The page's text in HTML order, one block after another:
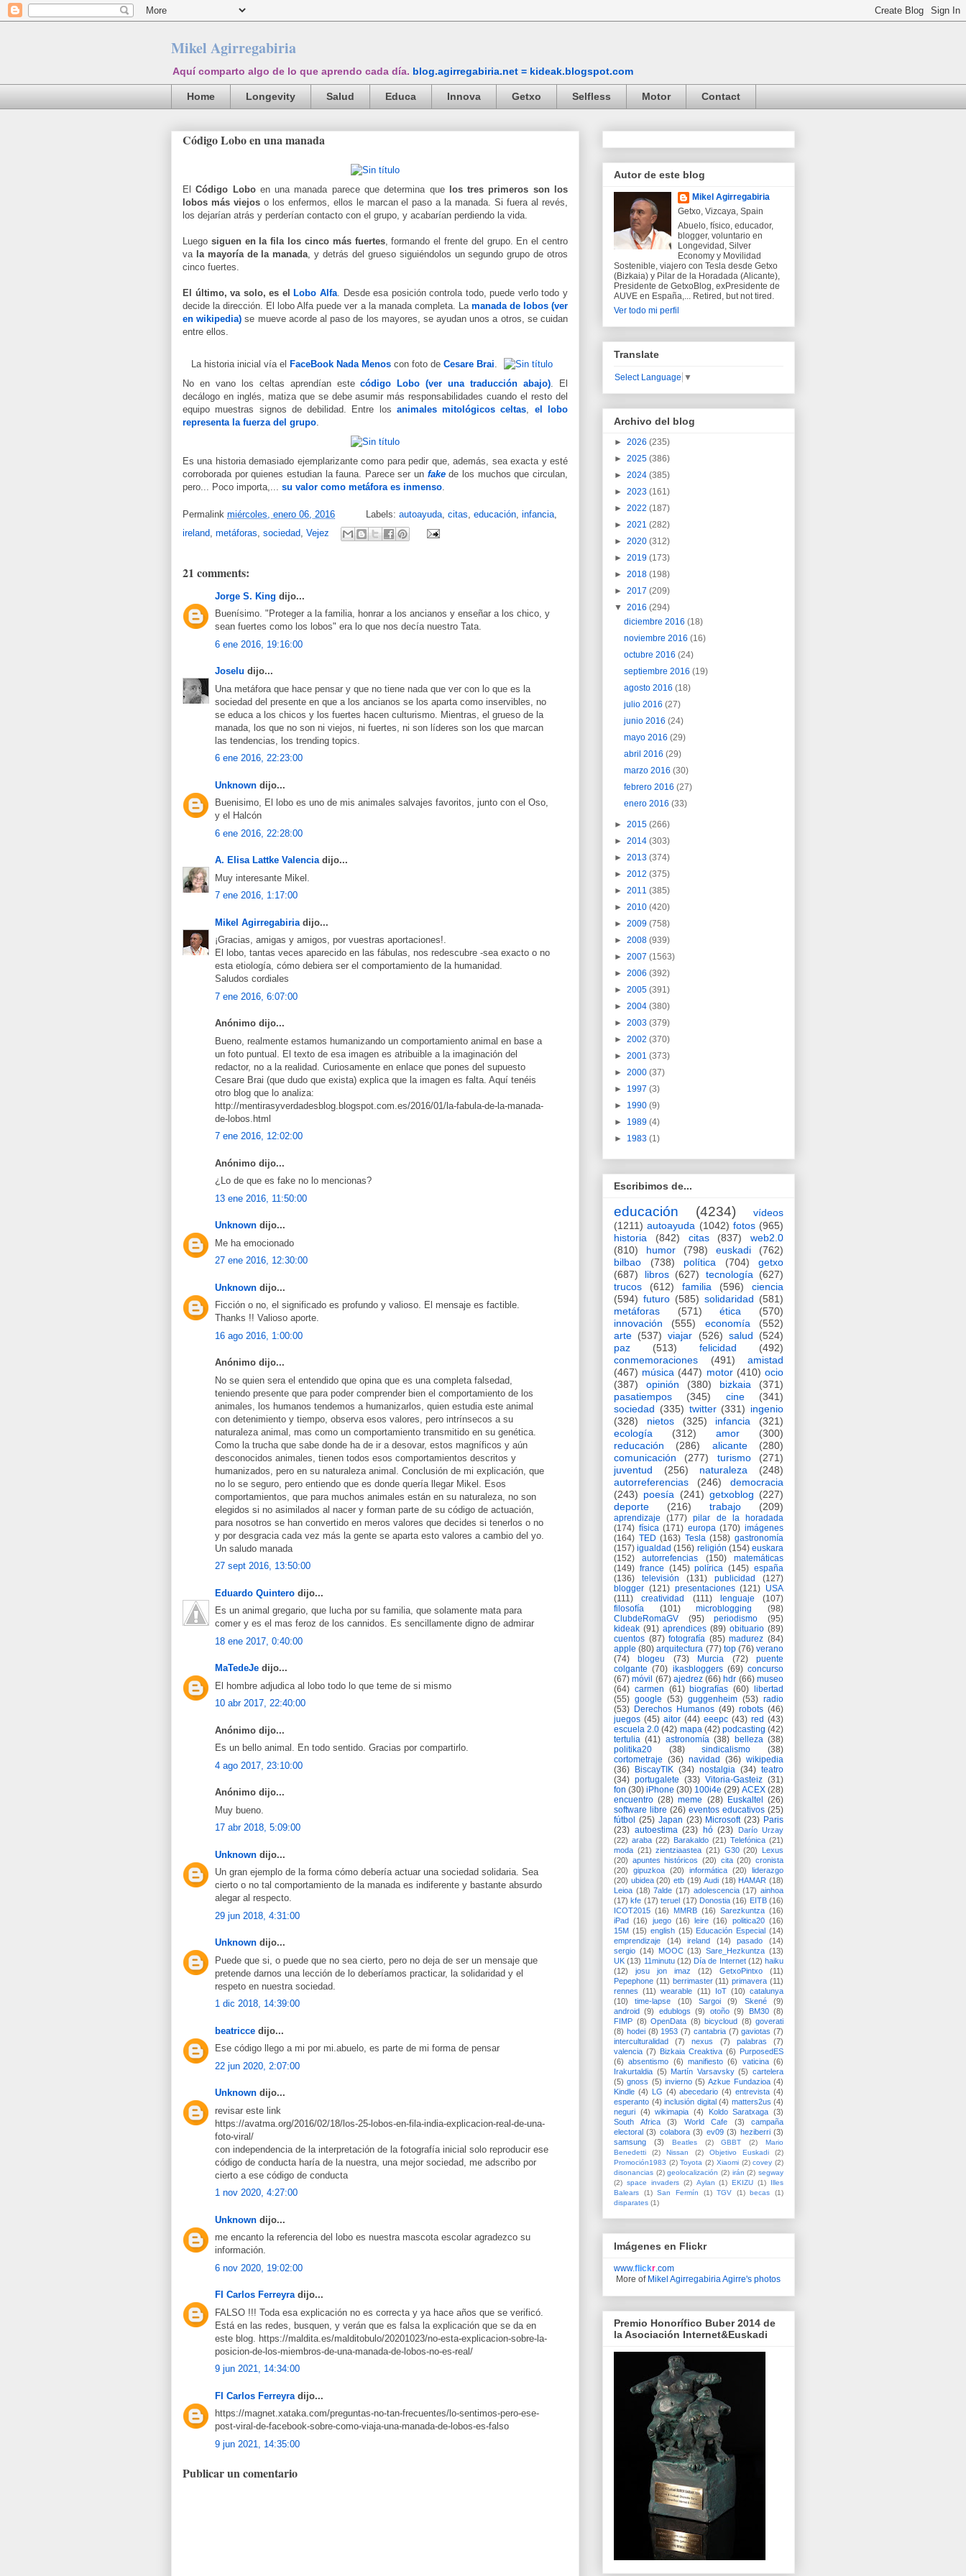
Mikel Agirregabiria
Aquí comparto algo de lo que aprendo cada día. blog.agirregabiria.net = kideak.blogspot.com
Home Longevity Salud Educa Innova Getxo Selfless Motor Contact
Código Lobo en una manada
ElCódigo Loboen una manada parece que determina que
los tres primeros son los
lobos más viejoso los enfermos, ellos le marcan el paso a la manada. Si fuera al revés,
los dejarían atrás y perderían contacto con el grupo, y acabarían perdiendo la vida.
Luego siguen en la fila los cinco más fuertes, formando el frente del grupo. En el centro
va la mayoría de la manada , y detrás del grueso siguiéndolos un segundo grupo de otros
cinco fuertes.
El último, va solo, es el Lobo Alfa. Desde esa posición controla todo, puede verlo todo y
decide la dirección. El lobo Alfa puede ver a la manada completa. La manada de lobos (ver
en wikipedia) se mueve acorde al paso de los mayores, se ayudan unos a otros, se cuidan
entre ellos.
La historia inicial vía el FaceBook Nada Menos con foto de Cesare Brai
No en vano los celtas aprendían estecódigo Lobo (ver una traducción abajo) . El
decálogo en inglés, matiza que se debe asumir más responsabilidades cuando el resto del
equipo muestras signos de debilidad. Entre los animales mitológicos celtas
el lobo
representa la fuerza del grupo
Es una historia demasiado ejemplarizante como para pedir que, además, sea exacta y esté
corroborada por quienes estudian la fauna. Parece ser un fake de los muchos que circulan,
pero... Poco importa,... su valor como metáfora es inmenso
Permalink miércoles, enero 06, 2016 Labels: autoayuda, citas, educación, infancia,
ireland metáforas sociedad Vejez
21 comments:
Jorge S. King dijo...
Buenísimo. "Proteger a la familia, honrar a los ancianos y enseñar a los chico, y
sean fuertes como los lobos" era lo que nos decía nuestro Tata.
6 ene 2016, 19:16:00
Joselu dijo...
Una metáfora que hace pensar y que no tiene nada que ver con lo que es la
sociedad del presente en que a los ancianos se los aparta como inservibles, no
se educa a los chicos y los fuertes hacen culturismo. Mientras, el grueso de la
manada, los que no son ni viejos, ni fuertes, ni son líderes son los que marcan
las tendencias, los trending topics.
6 ene 2016, 22:23:00
Unknown dijo...
Buenisimo, El lobo es uno de mis animales salvajes favoritos, junto con el Oso,
y el Halcón
6 ene 2016, 22:28:00
A. Elisa Lattke Valencia dijo...
Muy interesante Mikel.
7 ene 2016, 1:17:00
Mikel Agirregabiria dijo...
¡Gracias, amigas y amigos, por vuestras aportaciones!.
El lobo, tantas veces aparecido en las fábulas, nos redescubre -sea exacto o no
esta etiología, cómo debiera ser el comportamiento de la humanidad.
Saludos cordiales
7 ene 2016, 6:07:00
Anónimo dijo...
Bueno, realmente estamos humanizando un comportamiento animal en base a
un foto puntual. El texto de esa imagen es atribuible a la imaginación del
redactor, no a la realidad. Curiosamente en enlace que pones del supuesto
Cesare Brai (que dudo que exista) explica que la imagen es falta. Aquí tenéis
otro blog que lo analiza:
http://mentirasyverdadesblog.blogspot.com.es/2016/01/la-fabula-de-la-manada-
de-lobos.html
7 ene 2016, 12:02:00
Anónimo dijo...
¿Lo de que es fake no lo mencionas?
13 ene 2016, 11:50:00
Unknown dijo...
Me ha emocionado
27 ene 2016, 12:30:00
Unknown dijo...
Ficción o no, el significado es profundo y valioso. El mensaje es factible.
Thanks !! Valioso aporte.
16 ago 2016, 1:00:00
Anónimo dijo...
No se quien sera el entendido que opina que es una completa falsedad,
teniendo presente que para poder comprender bien el comportamiento de los
animales, los humanos tendemos a humanizarlos, quien estudia este animal
con detenimiento y tiempo, observa esos valores, pero intrínsecos a su
naturaleza animal, mas como un comportamiento transmitido en su genética.
Como la trucha que sabe donde ha de ir a desovar, estos magníficos y aún
desconocidos animales, tienen todos esos comportamientos descritos y
humanizados, pero en su naturaleza animal. Conclusión de mi explicación, que
no lo se seguro, pero entiendo que es donde quería llegar Mikel. Esos
comportamientos, que para muchos animales están en su naturaleza, no son
elegidos si no asimilados al nacer y forman parte de su código de actuación,
para nosotros se han convertido en meros valores que decides si tenerlos o no
y por desgracia cada vez más la gente se aparta esto valores a cambio del yo.
Un saludo manada
27 sept 2016, 13:50:00
Eduardo Quintero dijo...
Es un animal gregario, que lucha por su familia, que solamente mata para
comer y es el mas feroz de los cannidos. Es sencillamente digno de admirar
18 ene 2017, 0:40:00
MaTedeJe dijo...
El hombre adjudica al lobo todo lo que teme de si mismo
10 abr 2017, 22:40:00
Anónimo dijo...
Es un bello animal. En todo sentido. Gracias por compartirlo.
4 ago 2017, 23:10:00
Anónimo dijo...
Muy bueno.
17 abr 2018, 5:09:00
Unknown dijo...
Un gran ejemplo de la forma cómo debería actuar una sociedad solidaria. Sea
cierto o no tal comportamiento de la manada es indiferente y bastante absurdo
alegar al respecto.
29 jun 2018, 4:31:00
Unknown dijo...
Puede que si, o puede que no sea cierto, pero no deja de ser un mensaje que
pretende darnos una lección de lo deberíamos practicar, la solidaridad y el
respeto en nuestra sociedad.
1 dic 2018, 14:39:00
beatricce dijo...
Ese código llego a mi por mi.abuelo, es parte de mi forma de pensar
22 jun 2020, 2:07:00
Unknown dijo...
revisar este link
https://avatma.org/2016/02/18/los-25-lobos-en-fila-india-explicacion-real-de-una-
foto-viral/
con independencia de la interpretación de la fotografía inicial solo reproducir ese
código de conducta haría de la nuestra, una mejor sociedad, me adscribo por
cierto a ese código de conducta
1 nov 2020, 4:27:00
Unknown dijo...
me encanto la referencia del lobo es nuestra mascota escolar agradezco su
información.
6 nov 2020, 19:02:00
FI Carlos Ferreyradijo...
FALSO !!! Toda esa explicación no es correcta y ya hace años que se verificó.
Está en las redes, busquen, y verán que es falsa la explicación que se da en
este blog. https://maldita.es/malditobulo/20201023/no-esta-explicacion-sobre-la-
posicion-de-los-miembros-de-una-manada-de-lobos-no-es-real/
9 jun 2021, 14:34:00
FI Carlos Ferreyra dijo...
https://magnet.xataka.com/preguntas-no-tan-frecuentes/lo-sentimos-pero-ese-
post-viral-de-facebook-sobre-como-viaja-una-manada-de-lobos-es-falso
9 jun 2021, 14:35:00
Publicar un comentario
Autor de este blog
Mikel Agirregabiria
Getxo, Vizcaya, Spain
Abuelo, físico, educador,
blogger, voluntario en
Longevidad, Silver
Economy y Movilidad
Sostenible, viajero con Tesla desde Getxo
(Bizkaia) y Pilar de la Horadada (Alicante),
Presidente de GetxoBlog, exPresidente de
AUVE en España,... Retired, but not tired.
Ver todo mi perfil
Translate
Select Language ▼
Archivo del blog
► 2026 (235)
► 2025 (386)
► 2024 (385)
► 2023 (161)
► 2022 (187)
► 2021 (282)
► 2020 (312)
► 2019 (173)
► 2018 (198)
► 2017 (209)
▼ 2016 (294)
diciembre 2016(18)
noviembre 2016(16)
octubre 2016(24)
septiembre 2016(19)
agosto 2016(18)
julio 2016(27)
junio 2016(24)
mayo 2016(29)
abril 2016(29)
marzo 2016(30)
febrero 2016(27)
enero 2016(33)
► 2015 (266)
► 2014 (303)
► 2013 (374)
► 2012 (375)
► 2011 (385)
► 2010 (420)
► 2009 (758)
► 2008 (939)
► 2007 (1563)
► 2006 (392)
► 2005 (391)
► 2004 (380)
► 2003 (379)
► 2002 (370)
► 2001 (373)
► 2000 (37)
► 1997 (3)
► 1990 (9)
► 1989 (4)
► 1983 (1)
Escribimos de...
educación (4234)
vídeos
(1211) autoayuda (1042) fotos (965)
historia
(842) citas (837)
web2.0
(810)
humor (798) euskadi
(762)
bilbao
(738) política (704)
getxo
(687)
libros (627) tecnología
(627)
trucos
(612) familia (596)
ciencia
(594) futuro (585) solidaridad (581)
metáforas
(571) ética
(570)
innovación
(555) economía
(552)
arte (537) viajar (526) salud
(524)
paz
(513) felicidad
(492)
conmemoraciones
(491)
amistad
(467) música (447) motor (410) ocio
(387)
opinión (380) bizkaia
(371)
pasatiempos
(345) cine
(341)
sociedad (335) twitter (331) ingenio
(328)
nietos (325) infancia
(321)
ecología
(312) amor
(300)
reducación
(286) alicante
(280)
comunicación
(277) turismo
(271)
juventud
(256) naturaleza
(248)
autorreferencias
(246)
democracia
(243) poesía (241) getxoblog (227)
deporte
(216) trabajo (209)
aprendizaje (177)
pilar de la horadada
(174) física (171) europa (170) imágenes
(164) TED (163) Tesla (158) gastronomía
(157) igualdad (156) religión (154) euskara
(152)
autorrefencias (150)
matemáticas
(149) france (145) polírica (145) españa
(136)
televisión (131) publicidad
(127)
blogger (121) presentaciones (121) USA
(111)
creatividad (111) lenguaje
(107)
filosofía
(101) microblogging
(98)
ClubdeRomaGV
(95) periodismo
(95)
kideak (91) aprendices (89) obituario (89)
cuentos (87) fotografía (85) madurez (84)
apple (80) arquitectura (77) top (76) verano
(74)
blogeu (73) Murcia (72)
puente
colgante (70) ikasbloggers (69) concurso
(67) móvil (67) ajedrez (66) hdr (66) museo
(64) carmen (61) biografías (60)
libertad
(55) google (53) guggenheim (53) radio
(53) Derechos Humanos (49) robots (46)
juegos (45) aitor (44) eeepc (43) red (43)
escuela 2.0 (42) mapa (42) podcasting (42)
tertulia (41) astronomía (38) belleza (38)
politika20
(38) sindicalismo
(38)
cortometraje (36) navidad (36) wikipedia
(36)
BiscayTIK (34) nostalgia (34) teatro
(34) portugalete (33) Vitoria-Gasteiz (31)
fon (30) iPhone (30) 100i4e (29) ACEX (28)
encuentro (28) meme (28) Euskaltel
(26)
software libre (26) eventos educativos (25)
fútbol (25) Japan (23) Microsoft (23) Paris
(23) autoestima (23) hó (23)
Darío Urzay
(22) araba (22) Barakaldo (21) Telefónica (21)
moda (21) zientziaastea (21) G30 (20)
Lexus
(20) apuntes históricos (20) cita (20) cronista
(20)
gipuzkoa (20) informática (20)
liderazgo
(20) ubidea (20) etb (19) Audi (18) HAMAR (18)
Leioa (18) 7alde (17) adolescencia (17) ainhoa
(17) kfe (17) teruel (17) Donostia (16) EITB (16)
ICOT2015 (16) MMRB (16) Sarezkuntza (16)
iPad (16) juego (16) leire (16) politica20 (16)
15M (15) english (15) Educación Especial (14)
emprendizaje
(14) ireland (14) pasado
(14)
sergio (14) MOOC (13) Sare_Hezkuntza (13)
UK (13) 11minutu (12) Día de Internet (12) haiku
(12)
josu jon imaz (12) GetxoPintxo
(11)
Pepephone (11) berrimaster (11) primavera (11)
rennes (11) wearable (11) IoT (10) catalunya
(10)
time-lapse (10) Sargoi (9) Skené
(9)
android (9) edublogs (9) otoño (9) BM30 (8)
FIMP (8) OpenData (8) bicycloud (8) goverati
(8) hodei (8) 1953 (7) cantabria (7) gaviotas (7)
interculturalidad
(7) nexus (7) palabras
(7)
valencia (7) Bizkaia Creaktiva (6) PurposedES
(6)
absentismo (6) manifiesto (6) vaticina (6)
Irakurtaldia (5) Martín Varsavsky (5) cartelera
(5) gnoss (5) invierno (5) Azkue Fundazioa (4)
Kindle (4) LG (4) abecedario (4) entrevista (4)
esperanto (4) inclusión digital (4) matters2us (4)
neguri (4) wikimapia (4) Koldo Saratxaga (3)
South Africa
(3) World Cafe (3)
campaña
electoral (3) colabora (3) ev09 (3) heziberri (3)
samsung
(3) Beatles (2) GBBT (2)
Mario
Benedetti
(2) Nissan (2) Objetivo Euskadi
(2)
Promoción1983 (2) Toyota (2) Xiaomi (2) covey (2)
disonancias (2) geolocalización (2) irán (2) segway
(2) space invaders (2) Aylan (1) EKIZU (1)
Illes
Balears
(1) San Fermín (1) TGV (1) becas
(1)
disparates (1)
Imágenes en Flickr
www.flickr .com
More of Mikel Agirregabiria Agirre's photos
Premio Honorífico Buber 2014 de
la Asociación Internet&Euskadi